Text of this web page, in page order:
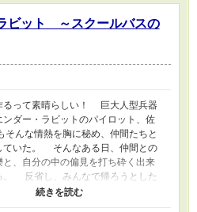
ビット ～スクールバスの
って素晴らしい！ 巨大人型兵器
ンダー・ラビットのパイロット、佐
そんな情熱を胸に秘め、仲間たちと
ていた。 そんなある日、仲間との
と、自分の中の偏見を打ち砕く出来
。 反省し、みんなで帰ろうとした
ち構えていた、この世ならざるも